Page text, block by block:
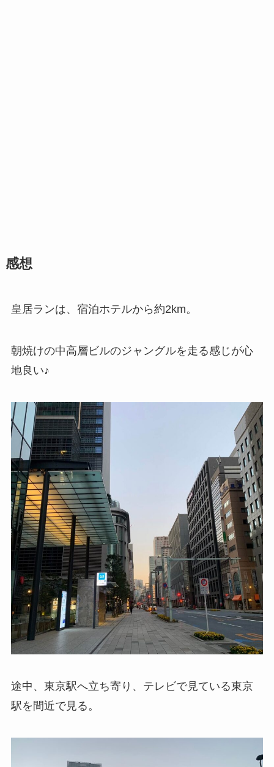
感想
皇居ランは、宿泊ホテルから約2km。
朝焼けの中高層ビルのジャングルを走る感じが心
地良い♪
途中、東京駅へ立ち寄り、テレビで見ている東京
駅を間近で見る。